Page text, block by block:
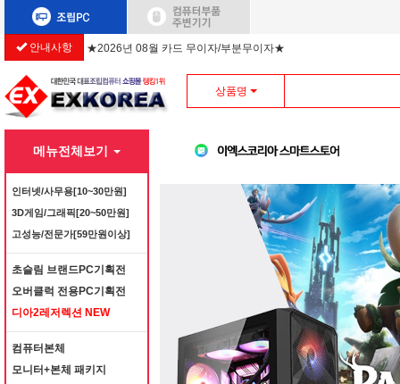
안내사항 ★2026년 08월 카드 무이자/부분무이자★
상품명
메뉴전체보기
인터넷/사무용[10~30만원]
3D게임/그래픽[20~50만원]
고성능/전문가[59만원이상]
초슬림 브랜드PC기획전
오버클럭 전용PC기획전
디아2레저렉션 NEW
컴퓨터본체
모니터+본체 패키지